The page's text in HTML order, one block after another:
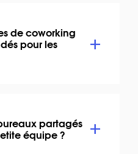
de coworking
pour les
partagés
équipe ?